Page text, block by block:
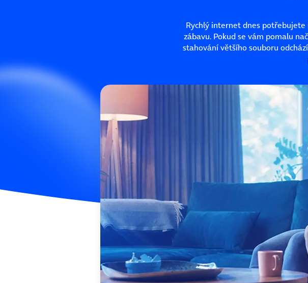
Rychlý internet dnes
zábavu. Pokud se vám pomalu
stahování většího souboru